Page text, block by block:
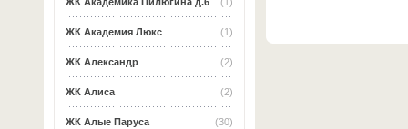
(1)
ЖК Академика Пилюгина д.6
(1)
ЖК Академия Люкс
(2)
ЖК Александр
(2)
ЖК Алиса
(30)
ЖК Алые Паруса